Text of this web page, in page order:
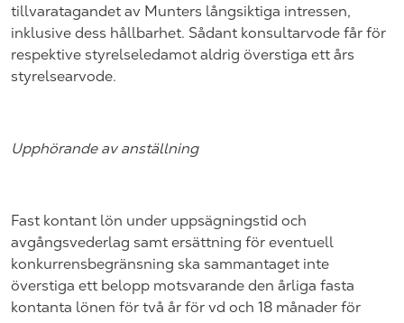
tillvaratagandet av Munters långsiktiga intressen,
inklusive dess hållbarhet. Sådant konsultarvode får för
respektive styrelseledamot aldrig överstiga ett års
styrelsearvode.
Upphörande av anställning
Fast kontant lön under uppsägningstid och
avgångsvederlag samt ersättning för eventuell
konkurrensbegränsning ska sammantaget inte
överstiga ett belopp motsvarande den årliga fasta
kontanta lönen för två år för vd och 18 månader för